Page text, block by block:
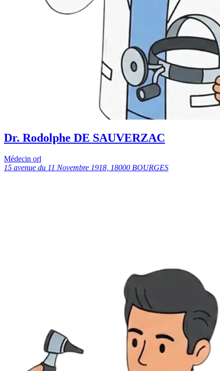
Dr. Rodolphe DE SAUVERZAC
Médecin orl
15 avenue du 11 Novembre 1918, 18000 BOURGES